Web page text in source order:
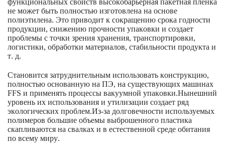
функциональных свойств высокобарьерная пакетная пленка
не может быть полностью изготовлена ​​на основе
полиэтилена. Это приводит к сокращению срока годности
продукции, снижению прочности упаковки и создает
проблемы с точки зрения хранения, транспортировки,
логистики, обработки материалов, стабильности продукта и
т. д.
Становится затруднительным использовать конструкцию,
полностью основанную на ПЭ, на существующих машинах
FFS и применять процессы вакуумной упаковки.Нынешний
уровень их использования и утилизации создает ряд
экологических проблем.Из-за долговечности используемых
полимеров большие объемы выброшенного пластика
скапливаются на свалках и в естественной среде обитания
по всему миру.